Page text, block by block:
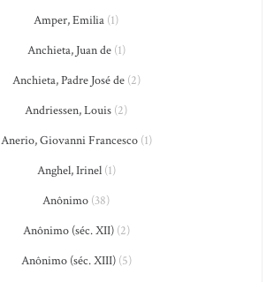
Amper, Emilia (1)
Anchieta, Juan de(1)
Anchieta, Padre José de(2)
Andriessen, Louis (2)
Anerio, Giovanni Francesco(1)
Anghel, Irinel(1)
Anônimo (38)
Anônimo (séc. XII)(2)
Anônimo (séc. XIII)(5)